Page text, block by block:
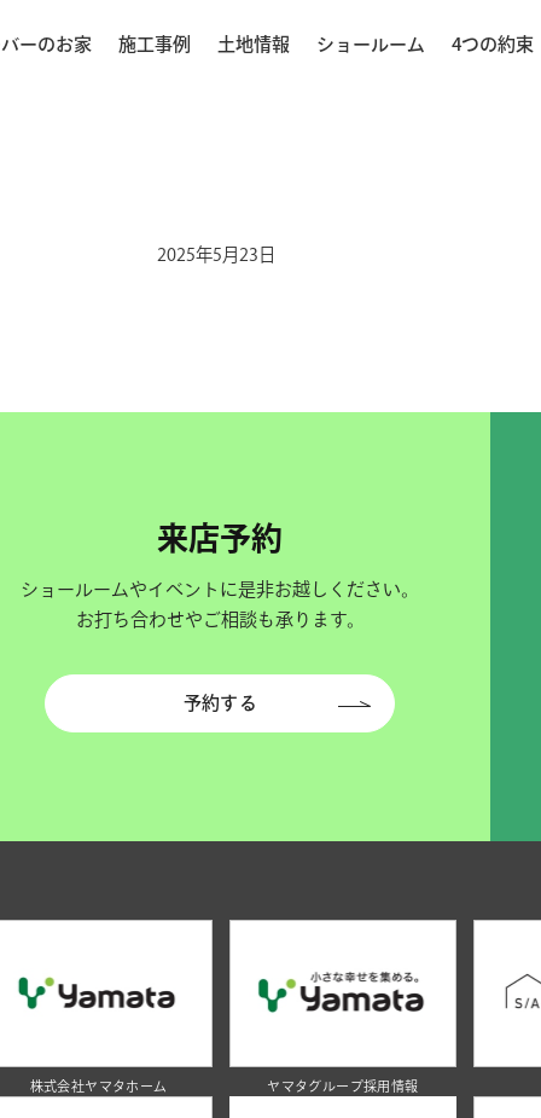
ーのお家 施工事例 土地情報 ショールーム 4つの約束
2025年5月23日
来店予約
ショールームやイベントに是非お越しください。
お打ち合わせやご相談も承ります。
予約する
株式会社ヤマタホーム ヤマタグループ採用情報